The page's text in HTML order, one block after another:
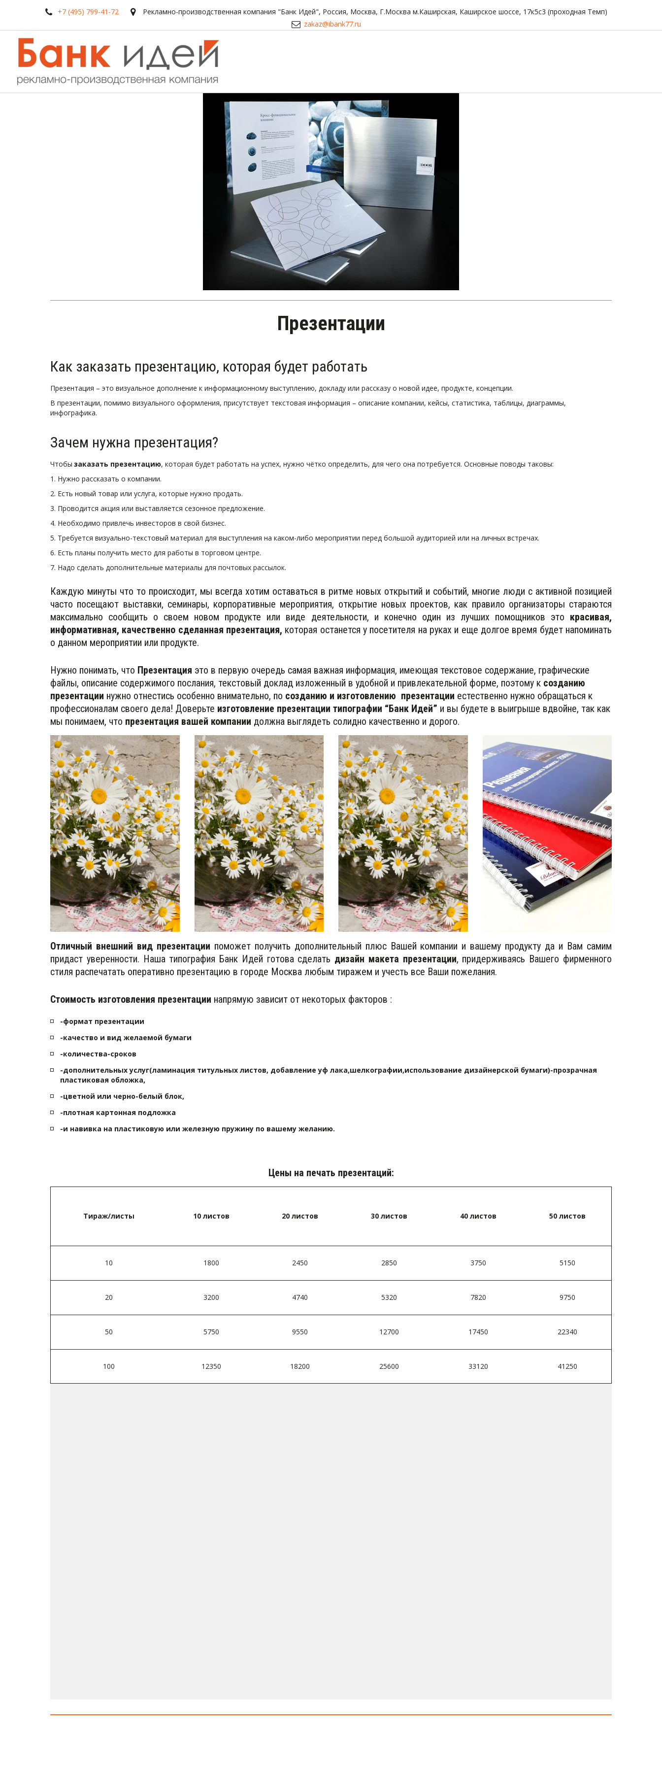
+7 (495) 799-41-72 Рекламно-производственная компания "Банк Идей", Россия, Москва, Г.Москва м.Каширская, Каширское шоссе, 17к5с3 (проходная Темп)
zakaz@ibank77.ru
Презентации
Как заказать презентацию, которая будет работать
Презентация – это визуальное дополнение к информационному выступлению, докладу или рассказу о новой идее, продукте, концепции.
В презентации, помимо визуального оформления, присутствует текстовая информация – описание компании, кейсы, статистика, таблицы, диаграммы,
инфографика.
Зачем нужна презентация?
Чтобызаказать презентацию, которая будет работать на успех, нужно чётко определить, для чего она потребуется. Основные поводы таковы:
1. Нужно рассказать о компании.
2. Есть новый товар или услуга, которые нужно продать.
3. Проводится акция или выставляется сезонное предложение.
4. Необходимо привлечь инвесторов в свой бизнес.
5. Требуется визуально-текстовый материал для выступления на каком-либо мероприятии перед большой аудиторией или на личных встречах.
6. Есть планы получить место для работы в торговом центре.
7. Надо сделать дополнительные материалы для почтовых рассылок.
Каждую минуты что то происходит, мы всегда хотим оставаться в ритме новых открытий и событий, многие люди с активной позицией
часто посещают выставки, семинары, корпоративные мероприятия, открытие новых проектов, как правило организаторы стараются
максимально сообщить о своем новом продукте или виде деятельности, и конечно один из лучших помощников это красивая,
информативная, качественно сделанная презентация, которая останется у посетителя на руках и еще долгое время будет напоминать
о данном мероприятии или продукте.
Нужно понимать, что Презентация это в первую очередь самая важная информация, имеющая текстовое содержание, графические
файлы, описание содержимого послания, текстовый доклад изложенный в удобной и привлекательной форме, поэтому к созданию
презентации нужно отнестись особенно внимательно, по созданию и изготовлению  презентации естественно нужно обращаться к
профессионалам своего дела! Доверьте изготовление презентации типографии “Банк Идей” и вы будете в выигрыше вдвойне, так как
мы понимаем, что презентация вашей компании должна выглядеть солидно качественно и дорого.
Отличный внешний вид презентации поможет получить дополнительный плюс Вашей компании и вашему продукту да и Вам самим
придаст уверенности. Наша типография Банк Идей готова сделать дизайн макета презентации, придерживаясь Вашего фирменного
стиля распечатать оперативно презентацию в городе Москва любым тиражем и учесть все Ваши пожелания.
Стоимость изготовления презентации напрямую зависит от некоторых факторов :
-формат презентации
-качество и вид желаемой бумаги
-количества-сроков
-дополнительных услуг(ламинация титульных листов, добавление уф лака,шелкографии,использование дизайнерской бумаги)-прозрачная
пластиковая обложка,
-цветной или черно-белый блок,
-плотная картонная подложка
-и навивка на пластиковую или железную пружину по вашему желанию.
Цены на печать презентаций:
Тираж/листы 10 листов­ 20 листов­ 30 листов­ 40 листов­ 50 листов­
10 1800 2450 2850 3750 5150
20 3200 4740 5320 7820 9750
50 5750 9550 12700 17450 22340
100 12350 18200 25600 33120 41250